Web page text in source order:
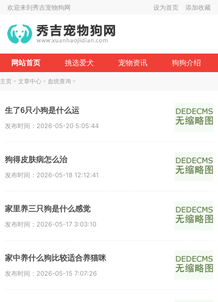
欢迎来到秀吉宠物狗网 设为首页 添加收藏
网站首页 挑选爱犬 宠物资讯 狗狗介绍
主页 > 文章中心 > 血统查询 >
生了6只小狗是什么运
发布时间：2026-05-20 5:05:44
狗得皮肤病怎么治
发布时间：2026-05-18 12:12:41
家里养三只狗是什么感觉
发布时间：2026-05-17 3:03:10
家中养什么狗比较适合养猫咪
发布时间：2026-05-15 7:07:26